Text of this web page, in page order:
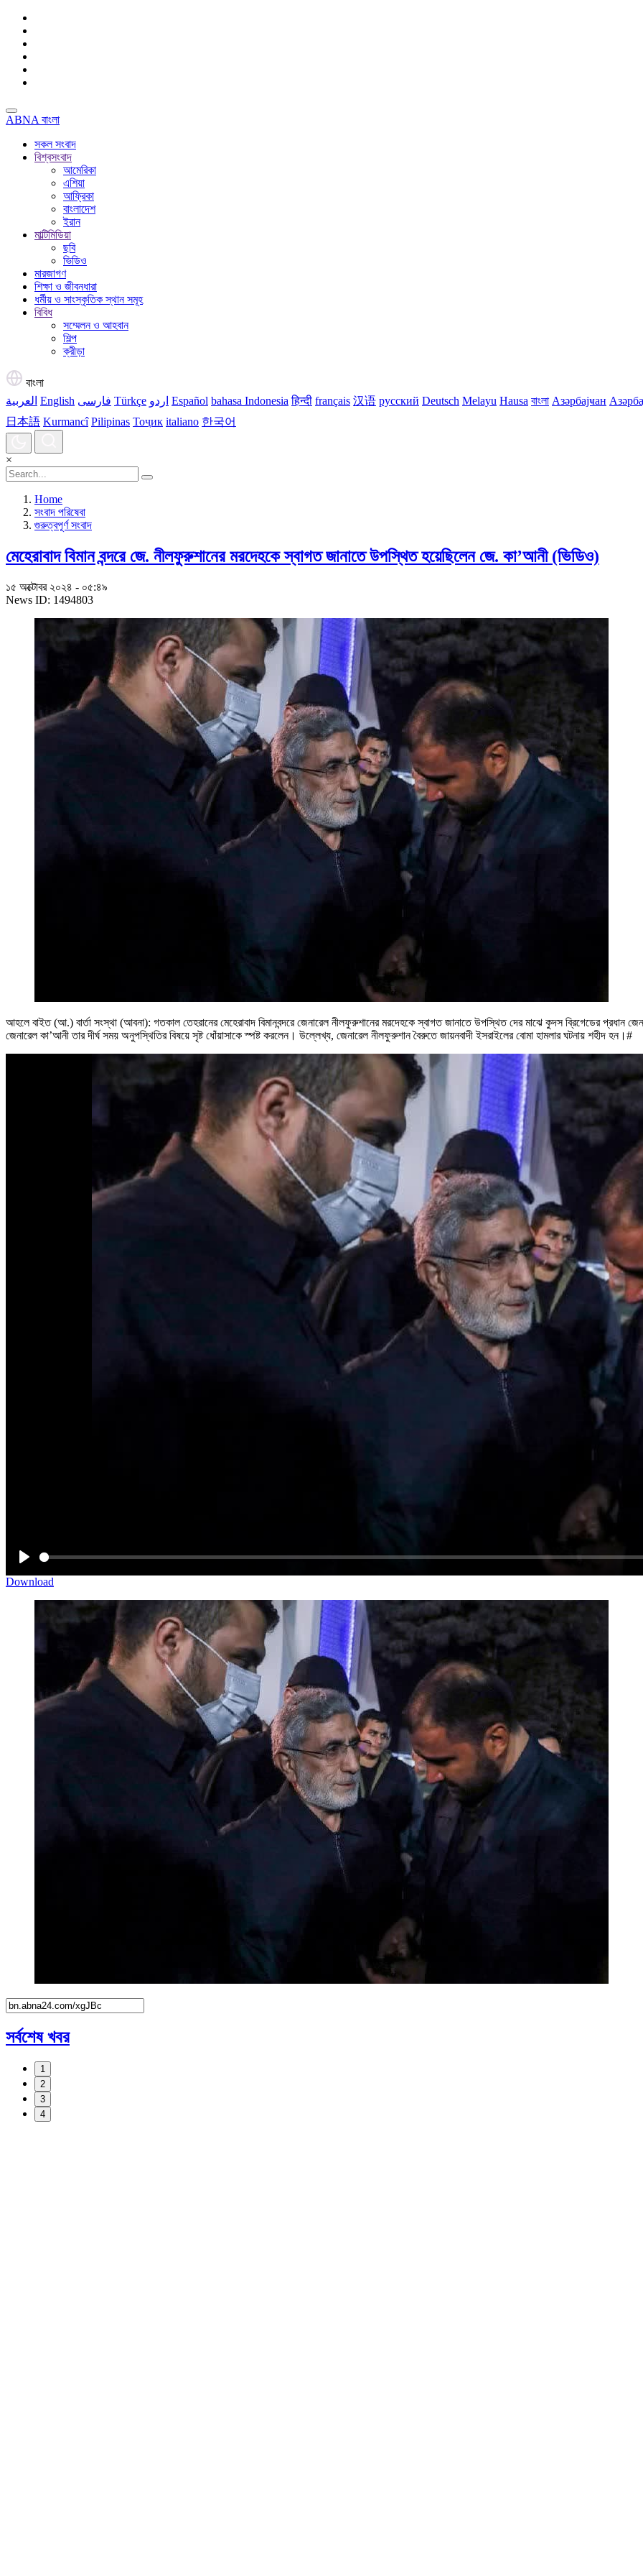
ABNA বাংলা
সকল সংবাদ
বিশ্বসংবাদ
আমেরিকা
এশিয়া
আফ্রিকা
বাংলাদেশ
ইরান
মাল্টিমিডিয়া
ছবি
ভিডিও
মারজাগণ
শিক্ষা ও জীবনধারা
ধর্মীয় ও সাংস্কৃতিক স্থান সমূহ
বিবিধ
সম্মেলন ও আহবান
শিল্প
ক্রীড়া
বাংলা
العربية English فارسی Türkçe اردو Español bahasa Indonesia हिन्दी français 汉语 русский Deutsch Melayu Hausa বাংলা Азәрбајҹан
日本語 Kurmancî Pilipinas Тоҷик italiano 한국어
×
Home
সংবাদ পরিষেবা
গুরুত্বপূর্ণ সংবাদ
মেহেরাবাদ বিমান বন্দরে জে. নীলফুরুশানের মরদেহকে স্বাগত জানাতে উপস্থিত হয়েছিলেন জে. কা’আনী (ভিডিও)
১৫ অক্টোবর ২০২৪ - ০৫:৪৯
News ID: 1494803
আহলে বাইত (আ.) বার্তা সংস্থা (আবনা): গতকাল তেহরানের মেহেরাবাদ বিমানবন্দরে জেনারেল নীলফুরুশানের মরদেহকে স্বাগত জানাতে উপস্থিত দের মাঝে কুদস ব্রিগেডের প্রধান
জেনারেল কা’আনী তার দীর্ঘ সময় অনুপস্থিতির বিষয়ে সৃষ্ট ধোঁয়াসাকে স্পষ্ট করলেন। উল্লেখ্য, জেনারেল নীলফুরুশান বৈরুতে জায়নবাদী ইসরাইলের বোমা হামলার ঘটনায় শহীদ হন।#
Play
Download
সর্বশেষ খবর
1
2
3
4